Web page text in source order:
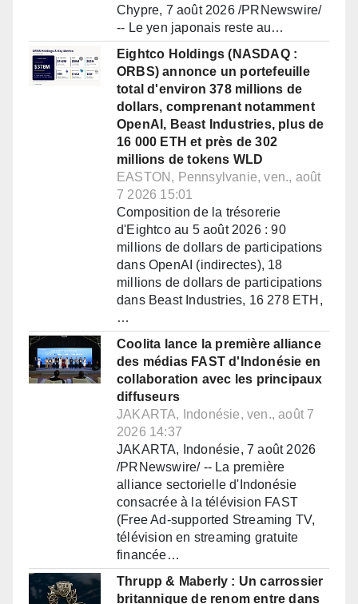
Chypre, 7 août 2026 /PRNewswire/
-- Le yen japonais reste au…
Eightco Holdings (NASDAQ :
ORBS) annonce un portefeuille
total d'environ 378 millions de
dollars, comprenant notamment
OpenAI, Beast Industries, plus de
16 000 ETH et près de 302
millions de tokens WLD
EASTON, Pennsylvanie, ven., août
7 2026 15:01
Composition de la trésorerie
d'Eightco au 5 août 2026 : 90
millions de dollars de participations
dans OpenAI (indirectes), 18
millions de dollars de participations
dans Beast Industries, 16 278 ETH,
…
Coolita lance la première alliance
des médias FAST d'Indonésie en
collaboration avec les principaux
diffuseurs
JAKARTA, Indonésie, ven., août 7
2026 14:37
JAKARTA, Indonésie, 7 août 2026
/PRNewswire/ -- La première
alliance sectorielle d'Indonésie
consacrée à la télévision FAST
(Free Ad-supported Streaming TV,
télévision en streaming gratuite
financée…
Thrupp & Maberly : Un carrossier
britannique de renom entre dans